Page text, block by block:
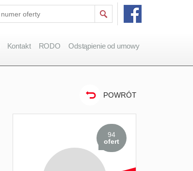
Kontakt RODO Odstąpienie od umowy
POWRÓT
94
ofert